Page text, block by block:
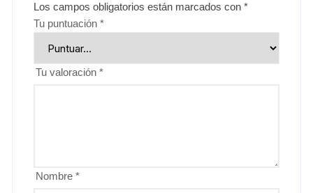
Los campos obligatorios están marcados con*
Tu puntuación*
Tu valoración*
Nombre*